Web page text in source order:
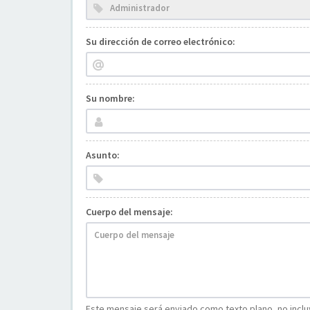
Su dirección de correo electrónico:
Su nombre:
Asunto:
Cuerpo del mensaje: